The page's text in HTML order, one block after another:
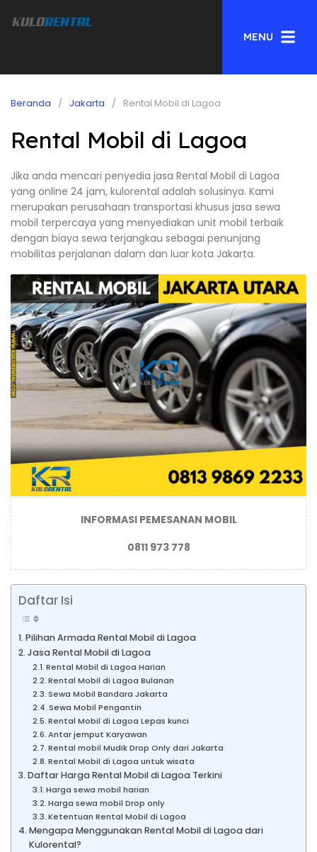
MENU
Beranda Jakarta Rental Mobil di Lagoa
Rental Mobil di Lagoa
Jika anda mencari penyedia jasa Rental Mobil di Lagoa
yang online 24 jam, kulorental adalah solusinya. Kami
merupakan perusahaan transportasi khusus jasa sewa
mobil terpercaya yang menyediakan unit mobil terbaik
dengan biaya sewa terjangkau sebagai penunjang
mobilitas perjalanan dalam dan luar kota Jakarta.
INFORMASI PEMESANAN MOBIL
0811 973 778
Daftar Isi
Pilihan Armada Rental Mobil di Lagoa
Jasa Rental Mobil di Lagoa
Rental Mobil di Lagoa Harian
Rental Mobil di Lagoa Bulanan
Sewa Mobil Bandara Jakarta
Sewa Mobil Pengantin
Rental Mobil di Lagoa Lepas kunci
Antar jemput Karyawan
Rental mobil Mudik Drop Only dari Jakarta
Rental Mobil di Lagoa untuk wisata
Daftar Harga Rental Mobil di Lagoa Terkini
Harga sewa mobil harian
Harga sewa mobil Drop only
Ketentuan Rental Mobil di Lagoa
Mengapa Menggunakan Rental Mobil di Lagoa dari
Kulorental?